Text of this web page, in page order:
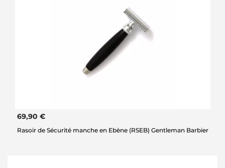
69,90 €
Rasoir de Sécurité manche en Ebène (RSEB) Gentleman Barbier